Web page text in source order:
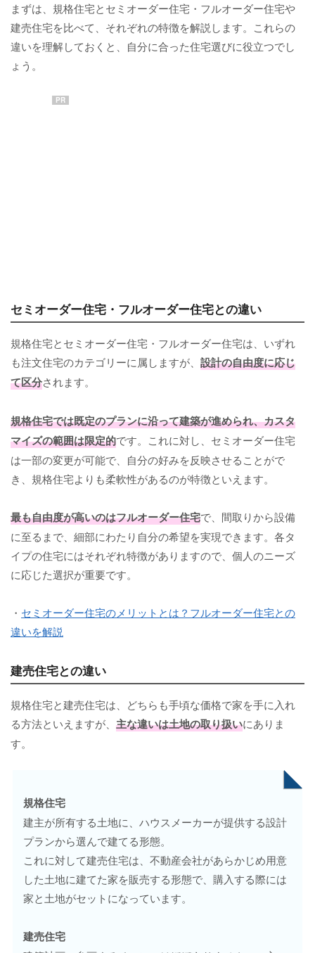
まずは、規格住宅とセミオーダー住宅・フルオーダー住宅や
建売住宅を比べて、それぞれの特徴を解説します。これらの
違いを理解しておくと、自分に合った住宅選びに役立つでし
ょう。
PR
セミオーダー住宅・フルオーダー住宅との違い
規格住宅とセミオーダー住宅・フルオーダー住宅は、いずれ
も注文住宅のカテゴリーに属しますが、 設計の自由度に応じ
て区分されます。
規格住宅では既定のプランに沿って建築が進められ、カスタ
マイズの範囲は限定的です。これに対し、セミオーダー住宅
は一部の変更が可能で、自分の好みを反映させることがで
き、規格住宅よりも柔軟性があるのが特徴といえます。
最も自由度が高いのはフルオーダー住宅で、間取りから設備
に至るまで、細部にわたり自分の希望を実現できます。各タ
イプの住宅にはそれぞれ特徴がありますので、個人のニーズ
に応じた選択が重要です。
・ セミオーダー住宅のメリットとは？フルオーダー住宅との
違いを解説
建売住宅との違い
規格住宅と建売住宅は、どちらも手頃な価格で家を手に入れ
る方法といえますが、 主な違いは土地の取り扱いにありま
す。
規格住宅
建主が所有する土地に、ハウスメーカーが提供する設計
プランから選んで建てる形態。
これに対して建売住宅は、不動産会社があらかじめ用意
した土地に建てた家を販売する形態で、購入する際には
家と土地がセットになっています。
建売住宅